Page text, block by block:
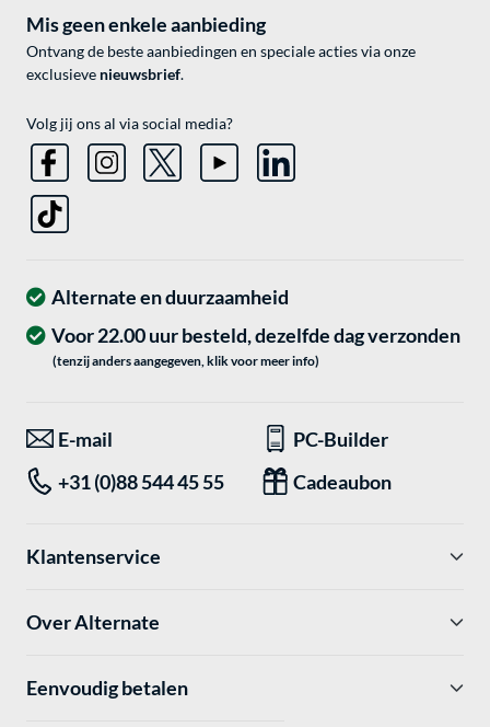
Mis geen enkele aanbieding
Ontvang de beste aanbiedingen en speciale acties via onze
exclusieve nieuwsbrief.
Volg jij ons al via social media?
Alternate en duurzaamheid
Voor 22.00 uur besteld, dezelfde dag verzonden
(tenzij anders aangegeven, klik voor meer info)
E-mail
PC-Builder
+31 (0)88 544 45 55
Cadeaubon
Klantenservice
Over Alternate
Eenvoudig betalen